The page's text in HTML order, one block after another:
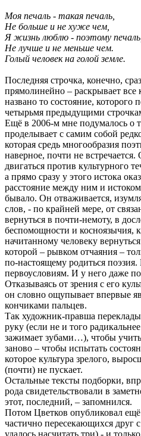
Моя печаль - такая печаль,
Не больше и не хуже чем,
Я жизнь люблю - поэтому печаль,
Не лучше и не меньше чем.
Голый человек на голой земле.
Последняя строчка, конечно,
прямолинейно – раскрывает
названо то состояние, которого
четырьмя предыдущими
Ещё в 2006-м мне подумалось о
проделывает с самим собой
которая средь многообразия
наверное, почти не
двигаться против культурного
а прямо сразу у этого истока
расстояние между ним и
бывало. Он отваживается,
слов, - по крайней мере, от
вернуться в почти-немоту, в
беспомощности и косноязычия,
начитанному человеку
которой – рывком отчаяния –
по-настоящему родиться поэзия.
первоусловиям. И у него даже
Отказываясь от зрения с его
он словно ощупывает впервые
кончиками пальцев.
Так художник-правша
руку (если не и того
зажимает зубами…), чтобы
заново – чтобы испытать
которое культура зрелого,
(почти) не пускает.
Остальные тексты подборки,
рода свидетельствовали в
этот, последний, – запомнился.
Потом Цветков опубликовал
частично пересекающихся друг
удалось насчитать три) - и